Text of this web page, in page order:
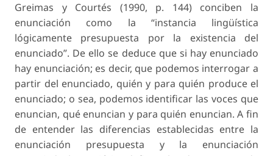
Greimas y Courtés (1990, p. 144) conciben la
enunciación como la “instancia lingüística
lógicamente presupuesta por la existencia del
enunciado”. De ello se deduce que si hay enunciado
hay enunciación; es decir, que podemos interrogar a
partir del enunciado, quién y para quién produce el
enunciado; o sea, podemos identificar las voces que
enuncian, qué enuncian y para quién enuncian. A fin
de entender las diferencias establecidas entre la
enunciación presupuesta y la enunciación